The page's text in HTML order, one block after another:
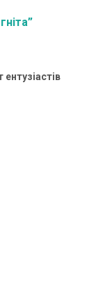
ентузіастів